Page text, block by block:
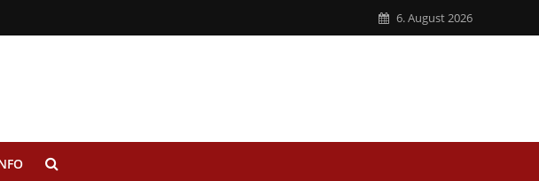
6. August 2026